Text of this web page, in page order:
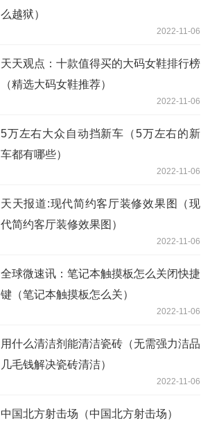
么越狱）
2022-11-06
天天观点：十款值得买的大码女鞋排行榜
（精选大码女鞋推荐）
2022-11-06
5万左右大众自动挡新车（5万左右的新
车都有哪些）
2022-11-06
天天报道:现代简约客厅装修效果图（现
代简约客厅装修效果图）
2022-11-06
全球微速讯：笔记本触摸板怎么关闭快捷
键（笔记本触摸板怎么关）
2022-11-06
用什么清洁剂能清洁瓷砖（无需强力洁品
几毛钱解决瓷砖清洁）
2022-11-06
中国北方射击场（中国北方射击场）